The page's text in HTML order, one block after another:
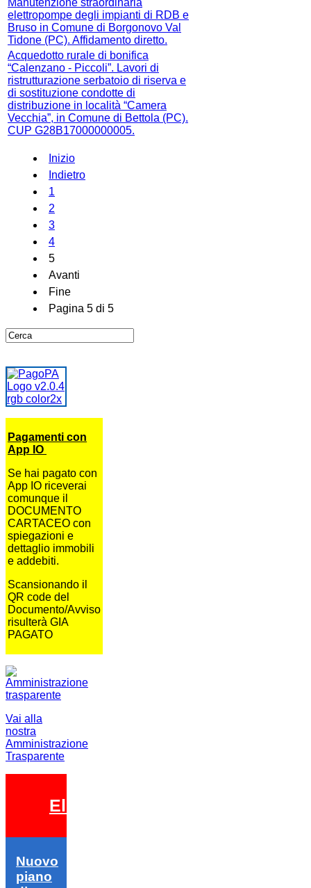
Manutenzione straordinaria
elettropompe degli impianti di RDB e
Bruso in Comune di Borgonovo Val
Tidone (PC). Affidamento diretto.
Acquedotto rurale di bonifica
“Calenzano - Piccoli”. Lavori di
ristrutturazione serbatoio di riserva e
di sostituzione condotte di
distribuzione in località “Camera
Vecchia”, in Comune di Bettola (PC).
CUP G28B17000000005.
Inizio
Indietro
1
2
3
4
5
Avanti
Fine
Pagina 5 di 5
Pagamenti con
App IO
Se hai pagato con
App IO riceverai
comunque il
DOCUMENTO
CARTACEO con
spiegazioni e
dettaglio immobili
e addebiti.
Scansionando il
QR code del
Documento/Avviso
risulterà GIA
PAGATO
Vai alla
nostra
Amministrazione
Trasparente
Elezioni 2026
Nuovo
piano